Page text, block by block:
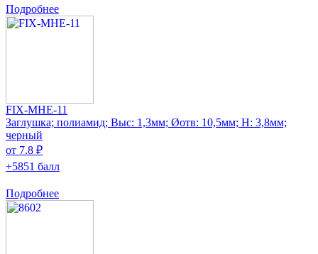
Подробнее
FIX-MHE-11
Заглушка; полиамид; Выс: 1,3мм; Øотв: 10,5мм; H: 3,8мм;
черный
от 7.8 ₽
+5851 балл
Подробнее